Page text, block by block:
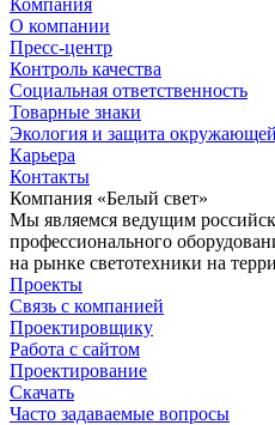
Компания
О компании
Пресс-центр
Контроль качества
Социальная ответственность
Товарные знаки
Экология и защита
Карьера
Контакты
Компания «Белый свет»
Мы являемся ведущим
профессионального
на рынке светотехники на
Проекты
Связь с компанией
Проектировщику
Работа с сайтом
Проектирование
Скачать
Часто задаваемые вопросы